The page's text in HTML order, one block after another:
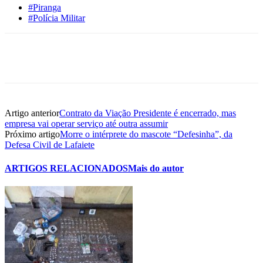
#Piranga
#Polícia Militar
Artigo anteriorContrato da Viação Presidente é encerrado, mas
empresa vai operar serviço até outra assumir
Próximo artigoMorre o intérprete do mascote “Defesinha”, da
Defesa Civil de Lafaiete
ARTIGOS RELACIONADOSMais do autor